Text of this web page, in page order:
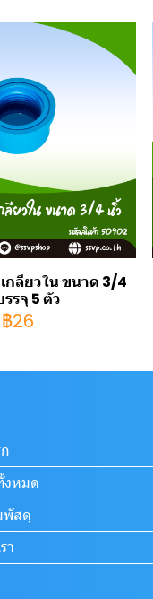
กลียวใน ขนาด 3/4
รจุ 5 ตัว
฿26
งหมด
พัสดุ
า